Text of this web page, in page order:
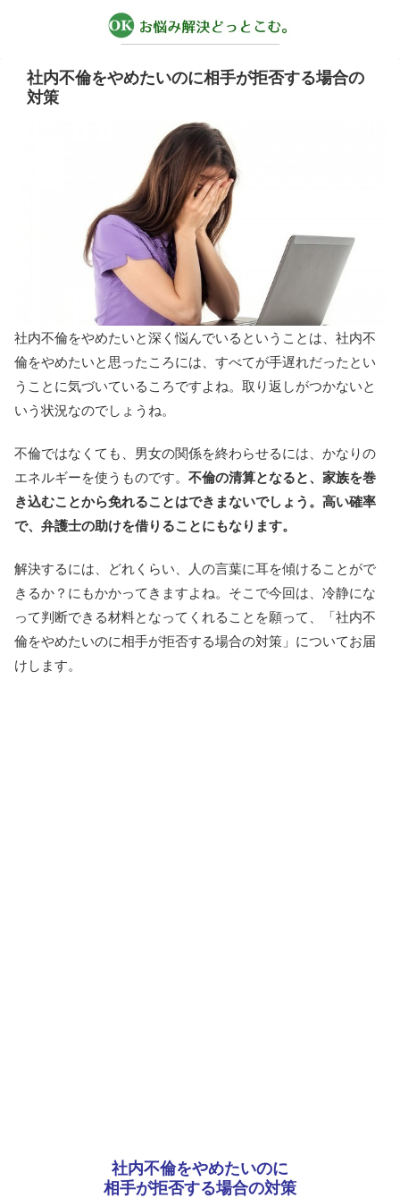
社内不倫をやめたいのに相手が拒否する場合の
対策
社内不倫をやめたいと深く悩んでいるということは、社内不
倫をやめたいと思ったころには、すべてが手遅れだったとい
うことに気づいているころですよね。取り返しがつかないと
いう状況なのでしょうね。
不倫ではなくても、男女の関係を終わらせるには、かなりの
エネルギーを使うものです。 不倫の清算となると、家族を巻
き込むことから免れることはできまないでしょう。高い確率
で、弁護士の助けを借りることにもなります。
解決するには、どれくらい、人の言葉に耳を傾けることがで
きるか？にもかかってきますよね。そこで今回は、冷静にな
って判断できる材料となってくれることを願って、「社内不
倫をやめたいのに相手が拒否する場合の対策」についてお届
けします。
社内不倫をやめたいのに
相手が拒否する場合の対策